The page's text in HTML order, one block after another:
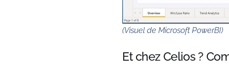
(Visuel de Microsoft PowerBI)
Et chez Celios ?